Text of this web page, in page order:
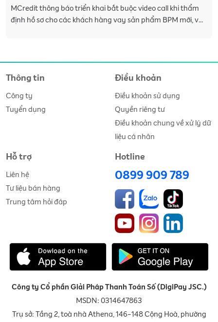
MCredit thông báo triển khai bắt buộc video call khi thẩm
định hồ sơ cho các khách hàng vay sản phẩm BPM mới, và
Thông tin
Công ty
Tuyển dụng
Điều khoản
Điều khoản sử dụng
Quyền riêng tư
Điều khoản chung về xử lý dữ
liệu cá nhân
Hỗ trợ
Liên hệ
Tư liệu bán hàng
Trung tâm hỏi đáp
Hotline
0899 909 789
Công ty Cổ phần Giải Pháp Thanh Toán Số (DigiPay JSC.)
MSDN: 0314647863
Trụ sở: Tầng 2, toà nhà Athena, 146-148 Cộng Hoà, phường